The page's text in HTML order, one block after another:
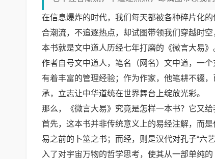
在信息爆炸的时代，我们每天都被各种碎片化
合潮流，不追逐热点，却试图带领我们穿越时
本书就是文中道人历经七年打磨的《微言大易》
作者自号文中道人，笔名（网名）文中道，一
有着丰富的管理经验；作为作家，他笔耕不辍
承，立志让中华道统在世界舞台上绽放光彩。
那么，《微言大易》究竟是怎样一本书？它又给
首先，这本书并非传统意义上的易经注解，而
易之前的卜筮之书；而经，则是汉代对孔子“六
入了对宇宙万物的哲学思考，使其从一部单纯